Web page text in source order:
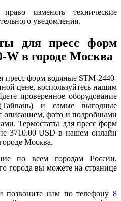
изменять технические
уведомления.
для пресс форм
W в городе Москва
пресс форм водяные STM-2440-
цене, воспользуйтесь нашим
проверенное оборудование
и самые выгодные
описанием, фото и подробными
Термостаты для пресс форм
3710.00 USD в нашем онлайн
Москва.
по всем городам России.
города вы можете на странице
позвоните нам по телефону 8